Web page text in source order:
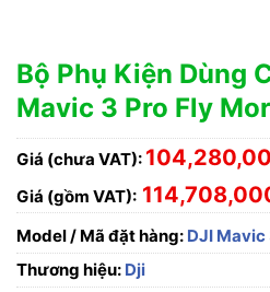
Bộ Phụ Kiện Dùng
Mavic 3 Pro Fly
Giá (chưa VAT):
Giá (gồm VAT):
Model / Mã đặt hàng: DJI Mavic
Thương hiệu: Dji